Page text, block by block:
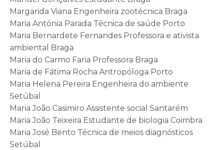
Margarida Viana Engenheira zootécnica Braga
Maria Antónia Parada Técnica de saúde Porto
Maria Bernardete Fernandes Professora e ativista
ambiental Braga
Maria do Carmo Faria Professora Braga
Maria de Fátima Rocha Antropóloga Porto
Maria Helena Pereira Engenheira do ambiente
Setúbal
Maria João Casimiro Assistente social Santarém
Maria João Teixeira Estudante de biologia Coimbra
Maria José Bento Técnica de meios diagnósticos
Setúbal